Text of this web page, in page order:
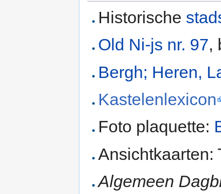
Historische
Old Ni-js nr. 97,
Bergh; Heren,
Kastelenlexicon
Foto plaquette:
Ansichtkaarten:
Algemeen